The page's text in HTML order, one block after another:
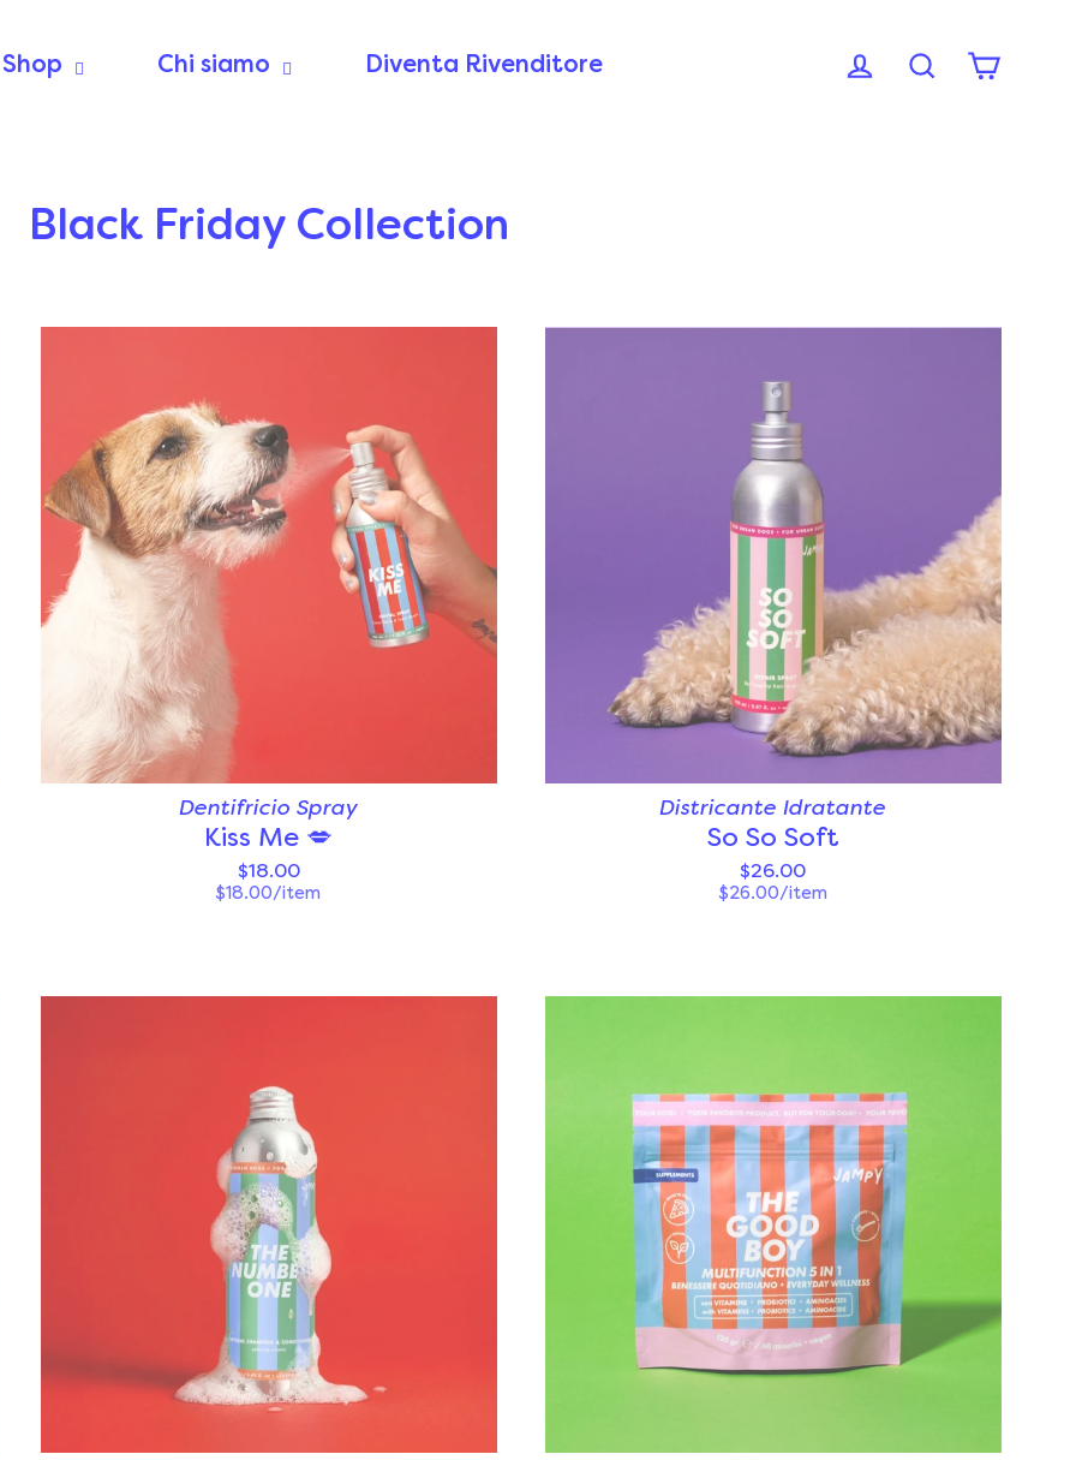
Shop Chi siamo Diventa Rivenditore
Black Friday Collection
Dentifricio Spray
Kiss Me 💋
$18.00
$18.00/item
Districante Idratante
So So Soft
$26.00
$26.00/item